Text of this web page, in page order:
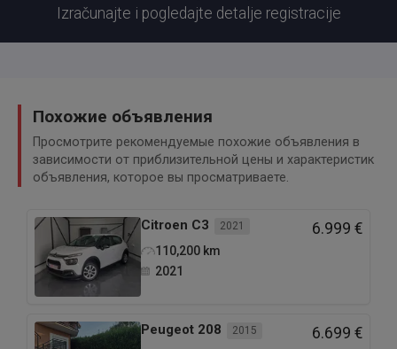
Izračunajte i pogledajte detalje registracije
Похожие объявления
Просмотрите рекомендуемые похожие объявления в
зависимости от приблизительной цены и характеристик
объявления, которое вы просматриваете.
Citroen C3 2021 6.999 €
110,200 km
2021
Peugeot 208 2015 6.699 €